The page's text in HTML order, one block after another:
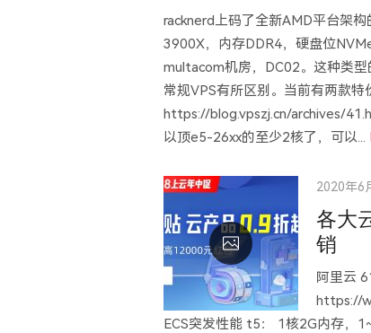
racknerd上码了全新AMD平台架
3900X，内存DDR4，硬盘位
multacom机房，DC02。这种类
常规VPS有所区别。当前有两款特
https://blog.vpszj.cn/archives/
以顶e5-26xx的至少2核了，可以...
Posted
on
2020年6
各大
销
阿里云
https://
ECS突发性能 t5： 1核2G内存，